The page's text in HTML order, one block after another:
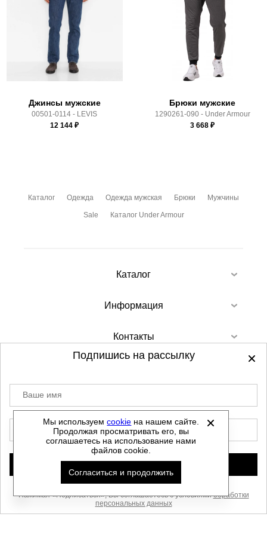
Почтой Росии и СДЭК.
Здесь вы можете более детально ознакомиться с
условиямиоплаты
Джинсы мужские
00501-0114 - LEVIS
12 144 ₽
Брюки мужские
1290261-090 - Under Armour
3 668 ₽
Каталог Одежда Одежда мужская Брюки Мужчины
Sale Каталог Under Armour
Каталог
Информация
Контакты
©2012-2026 - Sellgroup.ru - все права
защищены.
Данный сайт не является интернет магазином и
не является публичной офертой.
Политика обработки персональных данных
Автоматизировано -
Мы используемcookie на нашем сайте.
Продолжая просматривать его, вы
соглашаетесь на использование нами
файлов cookie.
Согласиться и продолжить
Подпишись на рассылку
Ваше имя
Нажимая «Подписаться», Вы соглашаетесь с условиямиобработки
персональных данных